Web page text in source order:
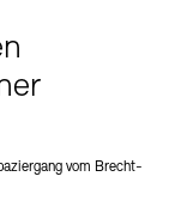
vom Brecht-